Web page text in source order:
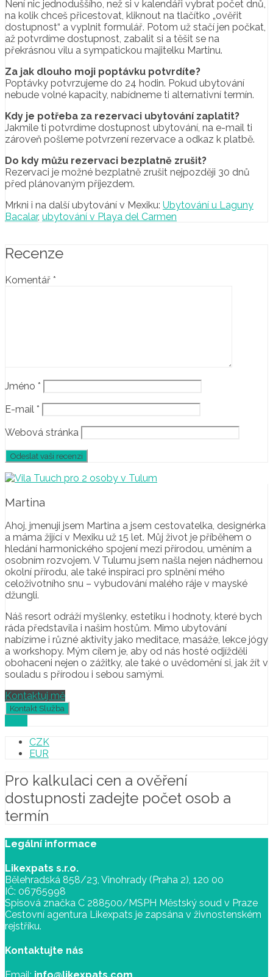
Není nic jednoduššího, než si v kalendáři vybrat počet dnů,
na kolik chceš přicestovat, kliknout na tlačítko „ověřit
dostupnost“ a vyplnit formulář. Potom už stačí jen počkat,
až potvrdíme dostupnost, zabalit si a těšit se na
překrásnou vilu a sympatickou majitelku Martinu.
Za jak dlouho moji poptávku potvrdíte?
Poptávky potvrzujeme do 24 hodin. Pokud ubytování
nebude volné kapacity, nabídneme ti alternativní termín.
Kdy je potřeba za rezervaci ubytování zaplatit?
Jakmile ti potvrdíme dostupnost ubytování, na e-mail ti
zároveň pošleme potvrzení rezervace a odkaz k platbě.
Do kdy můžu rezervaci bezplatně zrušit?
Rezervaci je možné bezplatně zrušit nejpozději 30 dnů
před plánovaným příjezdem.
Mrkni i na další ubytování v Mexiku: Ubytování u Laguny
Bacalar, ubytování v Playa del Carmen
Recenze
Komentář *
Jméno *
E-mail *
Webová stránka
Martina
Ahoj, jmenuji jsem Martina a jsem cestovatelka, designérka
a máma žijící v Mexiku už 15 let. Můj život je příběhem o
hledání harmonického spojení mezi přírodou, uměním a
osobním rozvojem. V Tulumu jsem našla nejen nádhernou
okolní přírodu, ale také inspiraci pro splnění mého
celoživotního snu – vybudování malého ráje v mayské
džungli.
Náš resort odráží myšlenky, estetiku i hodnoty, které bych
ráda představila i našim hostům. Mimo ubytování
nabízíme i různé aktivity jako meditace, masáže, lekce jógy
a workshopy. Mým cílem je, aby od nás hosté odjížděli
obohaceni nejen o zážitky, ale také o uvědomění si, jak žít v
souladu s přírodou i sebou samými.
Kontaktuj mě
CZK
EUR
Pro kalkulaci cen a ověření
dostupnosti zadejte počet osob a
termín
Legální informace
Likexpats s.r.o.
Bělehradská 858/23, Vinohrady (Praha 2), 120 00
IČ: 06765998
Spisová značka C 288500/MSPH Městský soud v Praze
Cestovní agentura Likexpats je zapsána v živnostenském
rejstříku.
Kontaktujte nás